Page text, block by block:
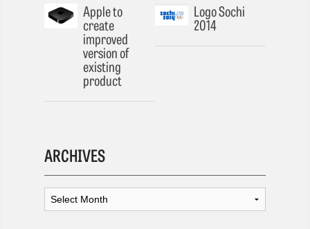
Apple to
create
improved
version of
existing
product
Logo Sochi
2014
ARCHIVES